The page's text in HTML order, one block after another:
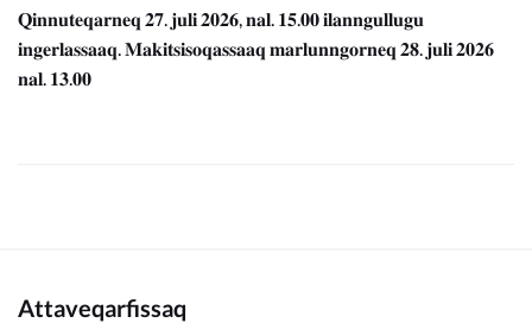
𝐐𝐢𝐧𝐧𝐮𝐭𝐞𝐪𝐚𝐫𝐧𝐞𝐪 𝟐𝟕. 𝐣𝐮𝐥𝐢 𝟐𝟎𝟐𝟔, 𝐧𝐚𝐥. 𝟏𝟓.𝟎𝟎 𝐢𝐥𝐚𝐧𝐧𝐠𝐮𝐥𝐥𝐮𝐠𝐮
𝐢𝐧𝐠𝐞𝐫𝐥𝐚𝐬𝐬𝐚𝐚𝐪. 𝐌𝐚𝐤𝐢𝐭𝐬𝐢𝐬𝐨𝐪𝐚𝐬𝐬𝐚𝐚𝐪 𝐦𝐚𝐫𝐥𝐮𝐧𝐧𝐠𝐨𝐫𝐧𝐞𝐪 𝟐𝟖. 𝐣𝐮𝐥𝐢 𝟐𝟎𝟐𝟔
𝐧𝐚𝐥. 𝟏𝟑.𝟎𝟎
Attaveqarfissaq